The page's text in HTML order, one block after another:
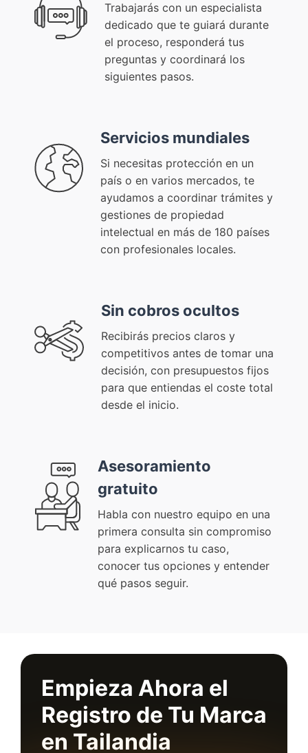
Trabajarás con un especialista
dedicado que te guiará durante
el proceso, responderá tus
preguntas y coordinará los
siguientes pasos.
Servicios mundiales
Si necesitas protección en un
país o en varios mercados, te
ayudamos a coordinar trámites y
gestiones de propiedad
intelectual en más de 180 países
con profesionales locales.
Sin cobros ocultos
Recibirás precios claros y
competitivos antes de tomar una
decisión, con presupuestos fijos
para que entiendas el coste total
desde el inicio.
Asesoramiento
gratuito
Habla con nuestro equipo en una
primera consulta sin compromiso
para explicarnos tu caso,
conocer tus opciones y entender
qué pasos seguir.
Empieza Ahora el
Registro de Tu Marca
en Tailandia